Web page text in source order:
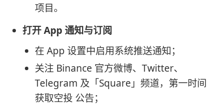
项目。
打开 App 通知与订阅
在 App 设置中启用系统推送通知；
关注 Binance 官方微博、Twitter、
Telegram 及「Square」频道，第一时间
获取空投 公告；